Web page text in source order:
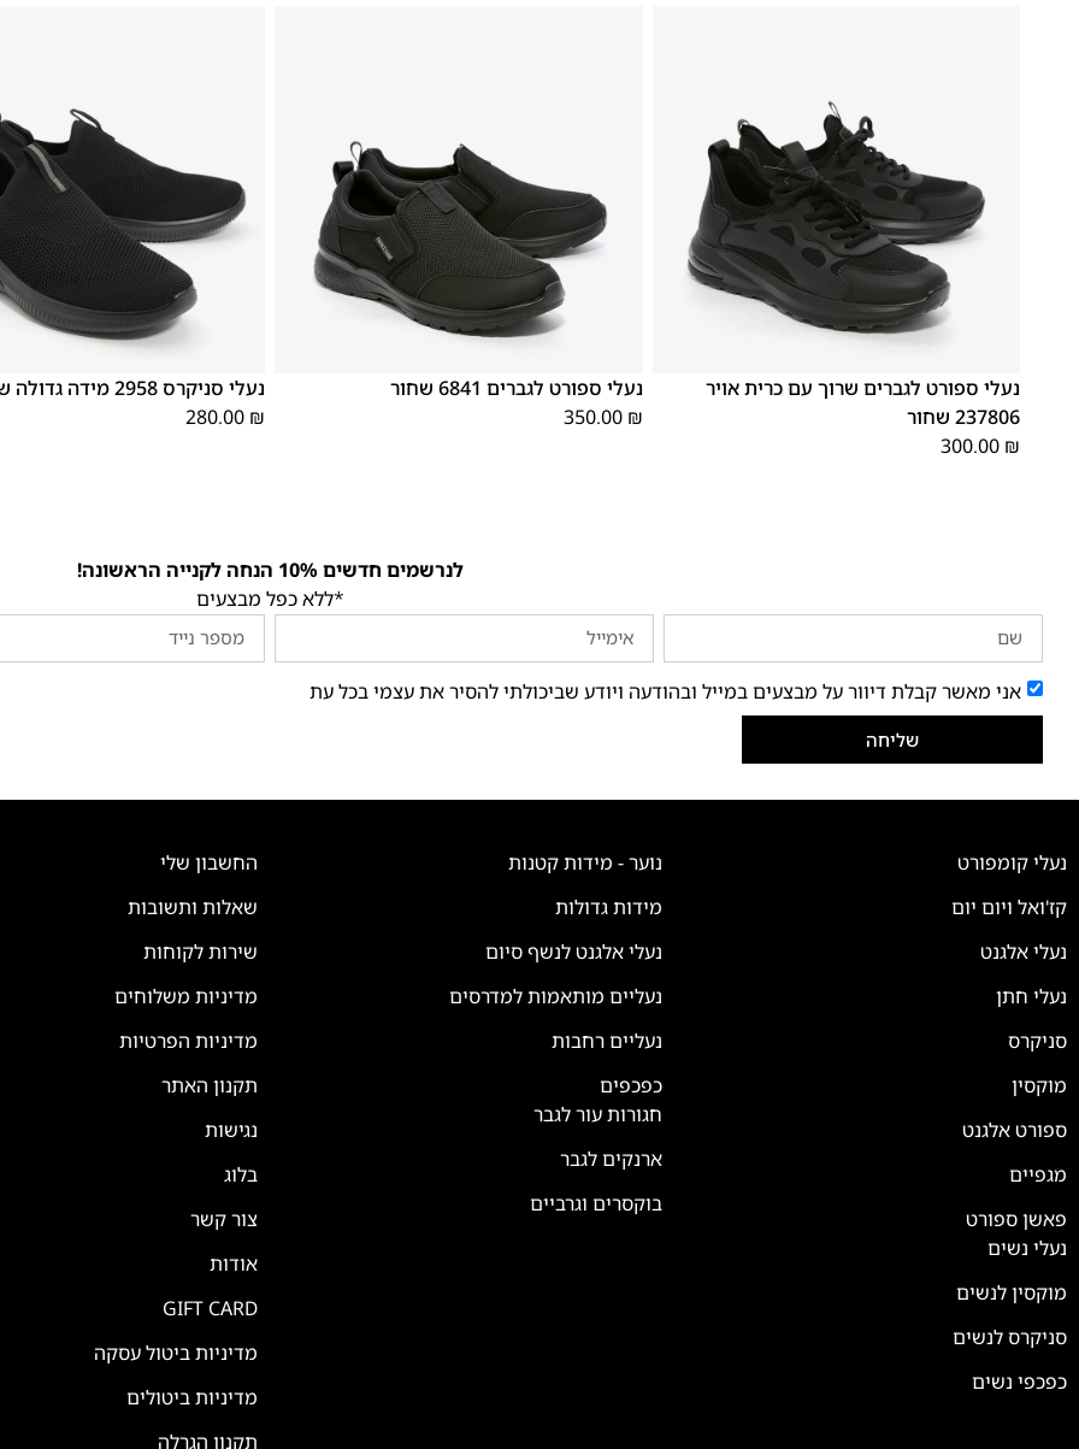
נעלי ספורט לגברים שרוך עם כרית אויר
237806 שחור
300.00 ₪
נעלי ספורט לגברים 6841 שחור
350.00 ₪
נעלי סניקרס 2958 מידה גדולה שחור
280.00 ₪
לנרשמים חדשים 10% הנחה לקנייה הראשונה!
*ללא כפל מבצעים
אני מאשר קבלת דיוור על מבצעים במייל ובהודעה ויודע שביכולתי להסיר את עצמי בכל עת
שליחה
נעלי קומפורט
קז'ואל ויום יום
נעלי אלגנט
נעלי חתן
סניקרס
מוקסין
ספורט אלגנט
מגפיים
פאשן ספורט
נעלי נשים
מוקסין לנשים
סניקרס לנשים
כפכפי נשים
נוער - מידות קטנות
מידות גדולות
נעלי אלגנט לנשף סיום
נעליים מותאמות למדרסים
נעליים רחבות
כפכפים
חגורות עור לגבר
ארנקים לגבר
בוקסרים וגרביים
החשבון שלי
שאלות ותשובות
שירות לקוחות
מדיניות משלוחים
מדיניות הפרטיות
תקנון האתר
נגישות
בלוג
צור קשר
אודות
GIFT CARD
מדיניות ביטול עסקה
מדיניות ביטולים
תקנון הגרלה
💬